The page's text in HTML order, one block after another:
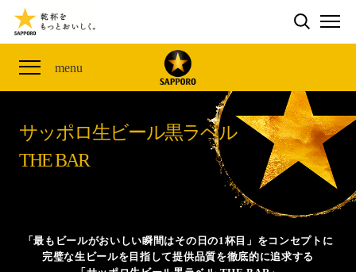
検索する
menu
THE PERFECT 黒ラベル WAGON 出展FES
ザ・パーフェクト黒ラベル アワード
「満天☆青空レストラン」コラボキャンペーン
山本由伸選手応援プロジェクト「GET A STAR
YOSHINOBU」
黒ラベル×『エヴァンゲリオン』30th Anniv.
サッポロ生ビール黒ラベル 『THE STAR JAM』
「丸くなるな、☆星になれ。」限定デザイン缶数量限
定発売
サッポロ生ビール黒ラベル
オカズデザインが提案する
ザ・パーフェクト黒ラベル
サッポロ生ビール黒ラベル THE BAR
ザ・パーフェクト黒ラベルが飲めるお店
CLUB 黒ラベル
サッポロ生ビール黒ラベル
THE BAR
「最もビールがおいしい瞬間はその日の1杯目」をコンセプトに
完璧な生ビールを目指して提供品質を徹底的に追求する